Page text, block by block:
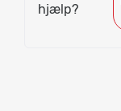
hjælp?